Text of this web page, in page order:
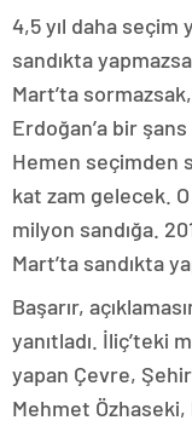
4,5 yıl daha seçim
sandıkta
Mart’ta
Erdoğan’a bir
Hemen seçimden
kat zam gelecek.
milyon sandığa.
Mart’ta sandıkta
Başarır,
yanıtladı. İliç’teki
yapan Çevre,
Mehmet